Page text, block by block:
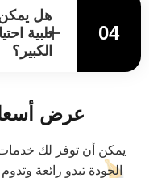
04
تلبية
الكبير؟
عرض
يمكن أن توفر لك خدمات
الجودة تبدو رائعة